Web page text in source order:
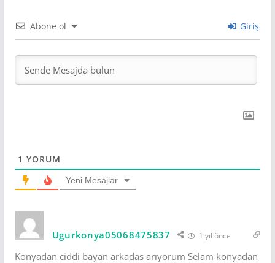
Abone ol Giriş
1 YORUM
Yeni Mesajlar
Ugurkonya05068475837 1 yıl önce
Konyadan ciddi bayan arkadas arıyorum Selam konyadan